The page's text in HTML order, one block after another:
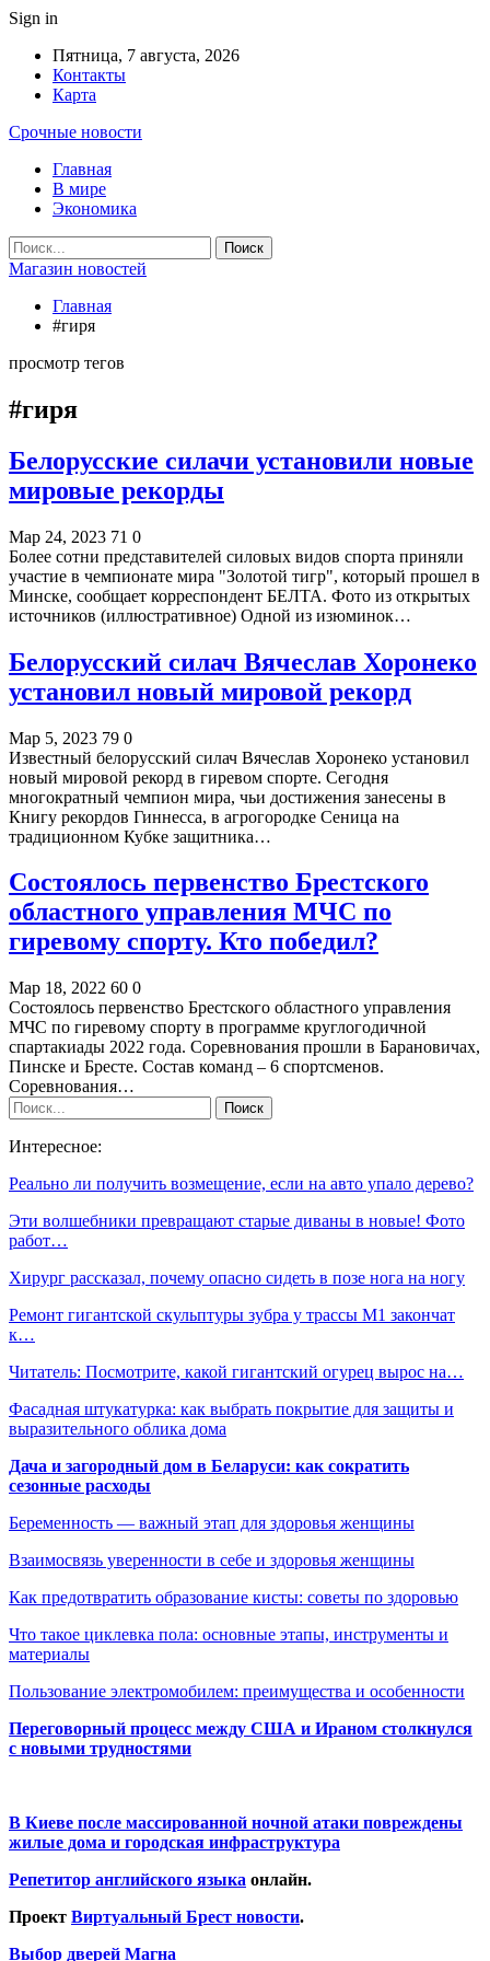
Sign in
Пятница, 7 августа, 2026
Контакты
Карта
Срочные новости
Главная
В мире
Экономика
Магазин новостей
Главная
#гиря
просмотр тегов
#гиря
Белорусские силачи установили новые
мировые рекорды
Мар 24, 2023 71 0
Более сотни представителей силовых видов спорта приняли
участие в чемпионате мира "Золотой тигр", который прошел в
Минске, сообщает корреспондент БЕЛТА. Фото из открытых
источников (иллюстративное) Одной из изюминок…
Белорусский силач Вячеслав Хоронеко
установил новый мировой рекорд
Мар 5, 2023 79 0
Известный белорусский силач Вячеслав Хоронеко установил
новый мировой рекорд в гиревом спорте. Сегодня
многократный чемпион мира, чьи достижения занесены в
Книгу рекордов Гиннесса, в агрогородке Сеница на
традиционном Кубке защитника…
Состоялось первенство Брестского
областного управления МЧС по
гиревому спорту. Кто победил?
Мар 18, 2022 60 0
Состоялось первенство Брестского областного управления
МЧС по гиревому спорту в программе круглогодичной
спартакиады 2022 года. Соревнования прошли в Барановичах,
Пинске и Бресте. Состав команд – 6 спортсменов.
Соревнования…
Интересное:
Реально ли получить возмещение, если на авто упало дерево?
Эти волшебники превращают старые диваны в новые! Фото
работ…
Хирург рассказал, почему опасно сидеть в позе нога на ногу
Ремонт гигантской скульптуры зубра у трассы М1 закончат
к…
Читатель: Посмотрите, какой гигантский огурец вырос на…
Фасадная штукатурка: как выбрать покрытие для защиты и
выразительного облика дома
Дача и загородный дом в Беларуси: как сократить
сезонные расходы
Беременность — важный этап для здоровья женщины
Взаимосвязь уверенности в себе и здоровья женщины
Как предотвратить образование кисты: советы по здоровью
Что такое циклевка пола: основные этапы, инструменты и
материалы
Пользование электромобилем: преимущества и особенности
Переговорный процесс между США и Ираном столкнулся
с новыми трудностями
В Киеве после массированной ночной атаки повреждены
жилые дома и городская инфраструктура
Репетитор английского языка онлайн.
Проект Виртуальный Брест новости.
Выбор дверей Магна